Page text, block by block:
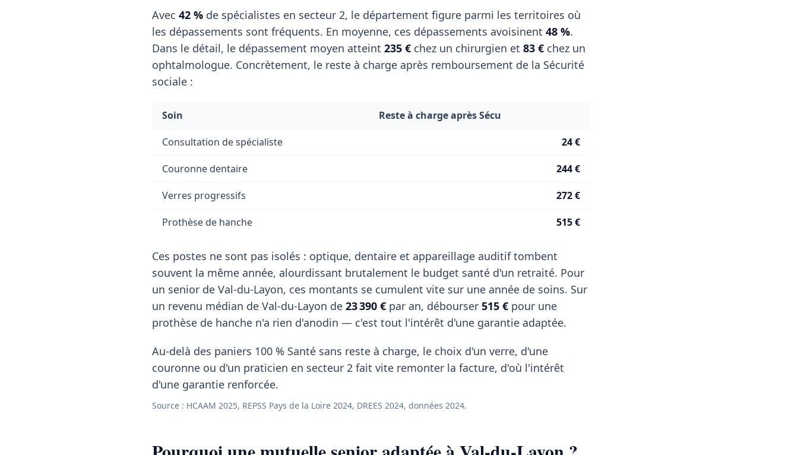
Avec 42 % de spécialistes en secteur 2, le département figure parmi les territoires où
les dépassements sont fréquents. En moyenne, ces dépassements avoisinent 48 %.
Dans le détail, le dépassement moyen atteint 235 € chez un chirurgien et 83 € chez un
ophtalmologue. Concrètement, le reste à charge après remboursement de la Sécurité
sociale :
Soin Reste à charge après Sécu
Consultation de spécialiste 24 €
Couronne dentaire 244 €
Verres progressifs 272 €
Prothèse de hanche 515 €
Ces postes ne sont pas isolés : optique, dentaire et appareillage auditif tombent
souvent la même année, alourdissant brutalement le budget santé d'un retraité. Pour
un senior de Val-du-Layon, ces montants se cumulent vite sur une année de soins. Sur
un revenu médian de Val-du-Layon de 23 390 € par an, débourser 515 € pour une
prothèse de hanche n'a rien d'anodin — c'est tout l'intérêt d'une garantie adaptée.
Au-delà des paniers 100 % Santé sans reste à charge, le choix d'un verre, d'une
couronne ou d'un praticien en secteur 2 fait vite remonter la facture, d'où l'intérêt
d'une garantie renforcée.
Source : HCAAM 2025, REPSS Pays de la Loire 2024, DREES 2024, données 2024.